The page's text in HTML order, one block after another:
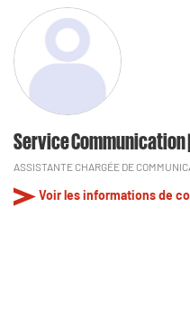
Service Communication
ASSISTANTE CHARGÉE DE
Voir les informations de